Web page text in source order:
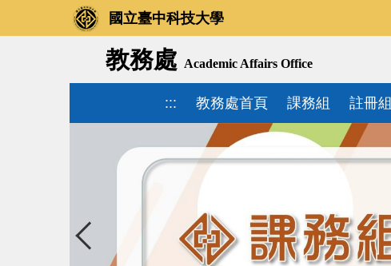
國立臺中科技大學
教務處 Academic Affairs Office
::: 教務處首頁 課務組 註冊組